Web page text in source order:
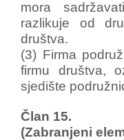
mora
razlikuje od
društva.
(3) Firma
firmu društva,
sjedište
Član 15.
(Zabranjeni